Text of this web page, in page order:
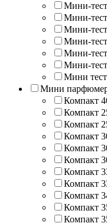
Мини-
Мини-
Мини-
Мини-
Мини-
Мини-
Мини
Мини
Компакт
Компакт
Компакт
Компакт
Компакт
Компакт
Компакт
Компакт
Компакт
Компакт
Компакт